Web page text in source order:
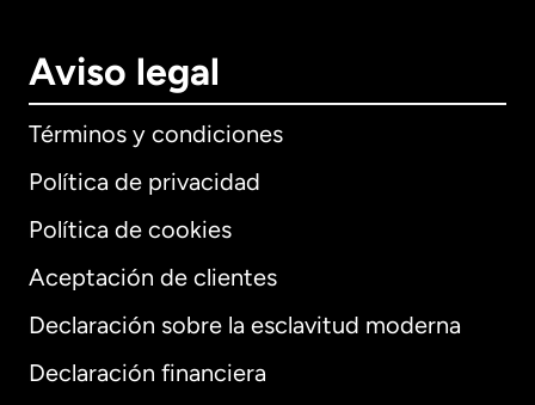
Aviso legal
Términos y condiciones
Política de privacidad
Política de cookies
Aceptación de clientes
Declaración sobre la esclavitud moderna
Declaración financiera
Internacional English